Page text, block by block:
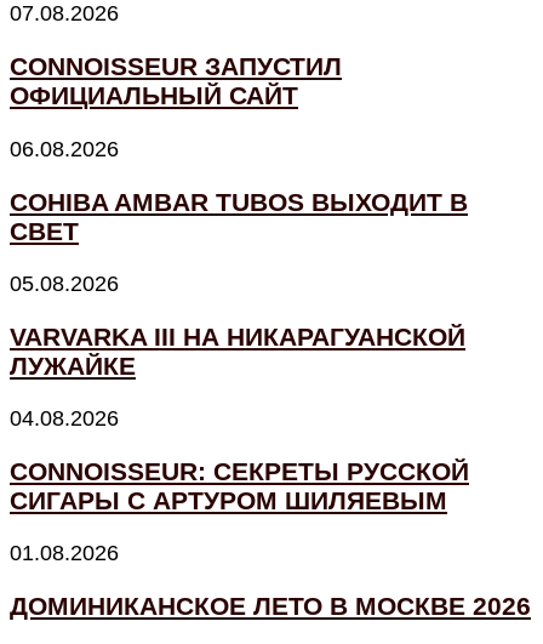
07.08.2026
CONNOISSEUR ЗАПУСТИЛ
ОФИЦИАЛЬНЫЙ САЙТ
06.08.2026
COHIBA AMBAR TUBOS ВЫХОДИТ В
СВЕТ
05.08.2026
VARVARKA III НА НИКАРАГУАНСКОЙ
ЛУЖАЙКЕ
04.08.2026
CONNOISSEUR: СЕКРЕТЫ РУССКОЙ
СИГАРЫ С АРТУРОМ ШИЛЯЕВЫМ
01.08.2026
ДОМИНИКАНСКОЕ ЛЕТО В МОСКВЕ 2026